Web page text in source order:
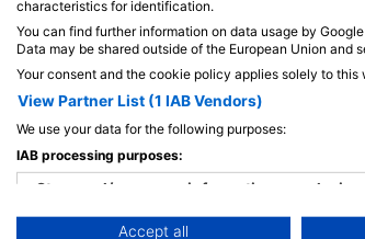
Dive Concepts Lembongan
Tropical Homestay, 80771 Klungkung, BA
- ИНДОНЕЗИЈА
jalan Raya Toyapakeh, 80771 Klungkung,
BA - ИНДОНЕЗИЈА
RELAX BALI
characteristics for identification.
You can find further information on data usage by
Data may be shared outside of the European Union and
Your consent and the cookie policy applies solely to this
View Partner List (1 IAB Vendors)
We use your data for the following purposes:
IAB processing purposes:
Store and/or access information on a device
Use limited data to select advertising
Accept all